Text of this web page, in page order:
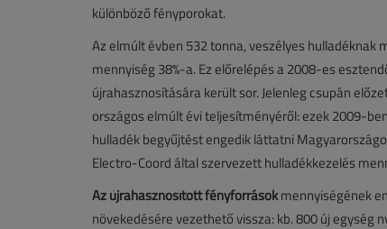
különböző fényporokat.
Az elmúlt évben 532 tonna, veszélyes
mennyiség 38%-a. Ez előrelépés a 2008-es
újrahasznosítására került sor. Jelenleg csupán
országos elmúlt évi teljesítményéről: ezek 2009-
hulladék begyűjtést engedik láttatni
Electro-Coord által szervezett hulladékkezelés
Az újrahasznosított fényforrásokmennyiségének
növekedésére vezethető vissza: kb. 800 új egység